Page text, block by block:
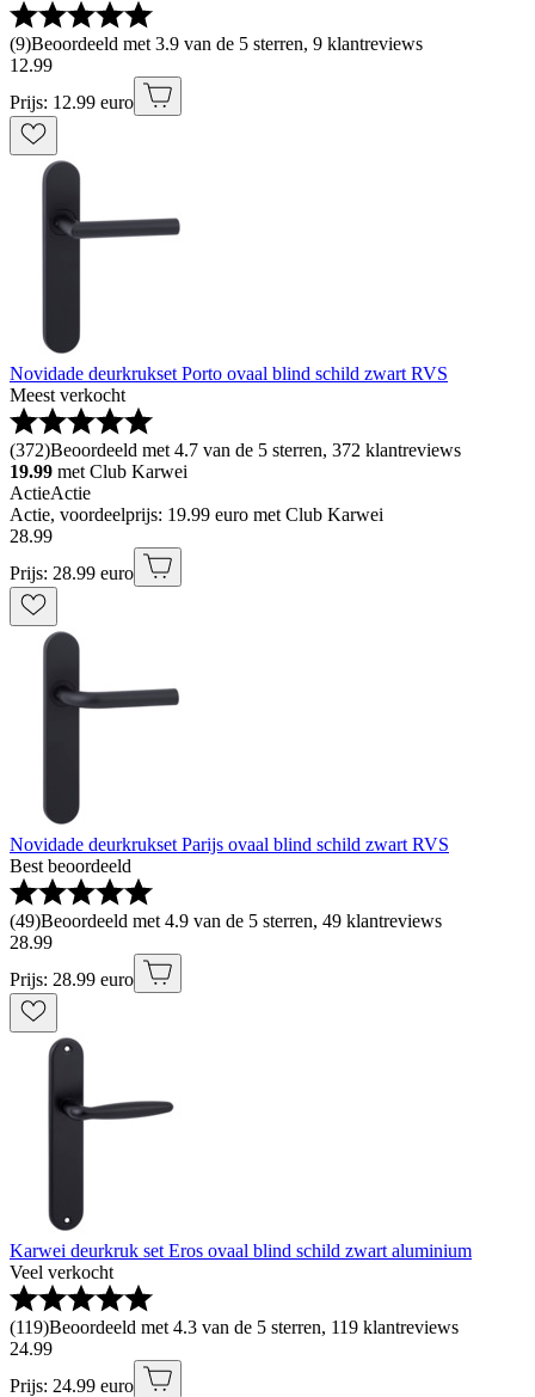
(9)Beoordeeld met 3.9 van de 5 sterren, 9 klantreviews
12.99
Prijs: 12.99 euro
Novidade deurkrukset Porto ovaal blind schild zwart RVS
Meest verkocht
(372)Beoordeeld met 4.7 van de 5 sterren, 372 klantreviews
19.99 met Club Karwei
ActieActie
Actie, voordeelprijs: 19.99 euro met Club Karwei
28.99
Prijs: 28.99 euro
Novidade deurkrukset Parijs ovaal blind schild zwart RVS
Best beoordeeld
(49)Beoordeeld met 4.9 van de 5 sterren, 49 klantreviews
28.99
Prijs: 28.99 euro
Karwei deurkruk set Eros ovaal blind schild zwart aluminium
Veel verkocht
(119)Beoordeeld met 4.3 van de 5 sterren, 119 klantreviews
24.99
Prijs: 24.99 euro